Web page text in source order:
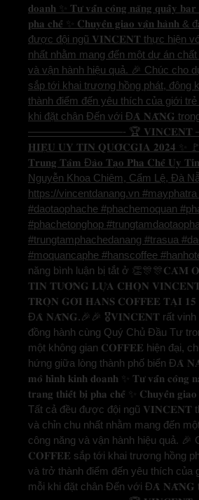
𝐝𝐨𝐚𝐧𝐡 ✨ 𝐓𝐮̛ 𝐯𝐚̂́𝐧 𝐜𝐨̂𝐧𝐠 𝐧𝐚̆𝐧𝐠 𝐪𝐮𝐚̂̀𝐲 𝐛𝐚𝐫
𝐩𝐡𝐚 𝐜𝐡𝐞̂́ ✨ 𝐂𝐡𝐮𝐲𝐞̂̉𝐧 𝐠𝐢𝐚𝐨 𝐯𝐚̣̂𝐧 𝐡𝐚̀𝐧𝐡 &
được đội ngũ 𝐕𝐈𝐍𝐂𝐄𝐍𝐓 thực hiện
nhất nhằm mang đến một dự án
và vận hành hiệu quả. 🎉 Chúc
sắp tới khai trương hồng phát, đông
thành điểm đến yêu thích của giới
khi đặt chân Đến với Đ𝐀̀ 𝐍𝐀̆̃𝐍𝐆
—————————- 🏆 𝐕𝐈𝐍𝐂𝐄𝐍𝐓 –
𝐇𝐈𝐄̣̂𝐔 𝐔𝐘 𝐓𝐈́𝐍 𝐐𝐔𝐎̂́𝐂𝐆𝐈𝐀 𝟐𝟎𝟐𝟒 ✨
𝐓𝐫𝐮𝐧𝐠 𝐓𝐚̂𝐦 Đ𝐚̀𝐨 𝐓𝐚̣𝐨 𝐏𝐡𝐚 𝐂𝐡𝐞̂́ 𝐔𝐲
Nguyễn Khoa Chiêm, Cẩm Lệ, Đà
https://vincentdanang.vn
#daotaophache #phachemoquan
#phachetonghop
#trungtamphachedanang #trasua
#moquancaphe #hanscoffee
năng bình luận bị tắt ở 👏🎊🎊𝐂𝐀̉𝐌
𝐓𝐈𝐍 𝐓𝐔̛𝐎̛̉𝐍𝐆 𝐋𝐔̛̣𝐀 𝐂𝐇𝐎̣𝐍
𝐓𝐑𝐎̣𝐍 𝐆𝐎́𝐈 𝐇𝐀𝐍𝐒 𝐂𝐎𝐅𝐅𝐄𝐄 𝐓𝐀̣𝐈
Đ𝐀̀ 𝐍𝐀̆̃𝐍𝐆.🎉🎉 🎖️𝐕𝐈𝐍𝐂𝐄𝐍𝐓 rất vinh
đồng hành cùng Quý Chủ Đầu Tư
một không gian 𝐂𝐎𝐅𝐅𝐄𝐄 hiện đại,
hứng giữa lòng thành phố biển Đ𝐀̀
𝐦𝐨̂ 𝐡𝐢̀𝐧𝐡 𝐤𝐢𝐧𝐡 𝐝𝐨𝐚𝐧𝐡 ✨ 𝐓𝐮̛ 𝐯𝐚̂́𝐧 𝐜𝐨̂𝐧𝐠
𝐭𝐫𝐚𝐧𝐠 𝐭𝐡𝐢𝐞̂́𝐭 𝐛𝐢̣ 𝐩𝐡𝐚 𝐜𝐡𝐞̂́ ✨ 𝐂𝐡𝐮𝐲𝐞̂̉𝐧
Tất cả đều được đội ngũ 𝐕𝐈𝐍𝐂𝐄𝐍𝐓
và chỉn chu nhất nhằm mang đến
công năng và vận hành hiệu quả.
𝐂𝐎𝐅𝐅𝐄𝐄 sắp tới khai trương hồng
và trở thành điểm đến yêu thích của
mỗi khi đặt chân Đến với Đ𝐀̀ 𝐍𝐀̆̃𝐍𝐆